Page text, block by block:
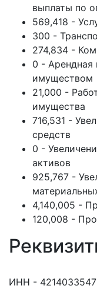
выплаты по
569,418 -
300 -
274,834 -
0 - Арендная
имуществом
21,000 -
имущества
716,531 -
средств
0 -
активов
925,767 -
4,140,005 -
120,008 -
ИНН - 4214033547